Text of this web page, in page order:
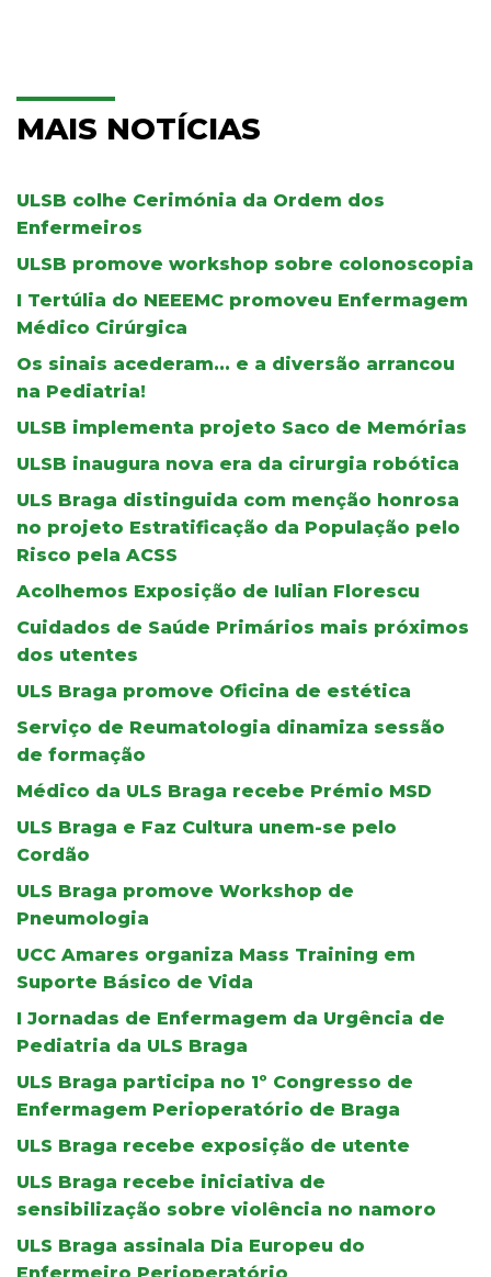
MAIS NOTÍCIAS
ULSB colhe Cerimónia da Ordem dos
Enfermeiros
ULSB promove workshop sobre colonoscopia
I Tertúlia do NEEEMC promoveu Enfermagem
Médico Cirúrgica
Os sinais acederam... e a diversão arrancou
na Pediatria!
ULSB implementa projeto Saco de Memórias
ULSB inaugura nova era da cirurgia robótica
ULS Braga distinguida com menção honrosa
no projeto Estratificação da População pelo
Risco pela ACSS
Acolhemos Exposição de Iulian Florescu
Cuidados de Saúde Primários mais próximos
dos utentes
ULS Braga promove Oficina de estética
Serviço de Reumatologia dinamiza sessão
de formação
Médico da ULS Braga recebe Prémio MSD
ULS Braga e Faz Cultura unem-se pelo
Cordão
ULS Braga promove Workshop de
Pneumologia
UCC Amares organiza Mass Training em
Suporte Básico de Vida
I Jornadas de Enfermagem da Urgência de
Pediatria da ULS Braga
ULS Braga participa no 1º Congresso de
Enfermagem Perioperatório de Braga
ULS Braga recebe exposição de utente
ULS Braga recebe iniciativa de
sensibilização sobre violência no namoro
ULS Braga assinala Dia Europeu do
Enfermeiro Perioperatório